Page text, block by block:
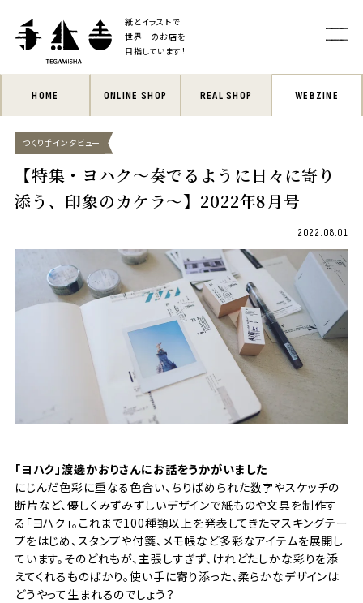
紙とイラストで
世界一のお店を
目指しています！
HOME ONLINE SHOP REAL SHOP WEBZINE
つくり手インタビュー
【特集・ヨハク〜奏でるように日々に寄り
添う、印象のカケラ〜】2022年8月号
2022.08.01
「ヨハク」渡邊かおりさんにお話をうかがいました
にじんだ色彩に重なる色合い、ちりばめられた数字やスケッチの
断片など、優しくみずみずしいデザインで紙ものや文具を制作す
る「ヨハク」。これまで100種類以上を発表してきたマスキングテー
プをはじめ、スタンプや付箋、メモ帳など多彩なアイテムを展開し
ています。そのどれもが、主張しすぎず、けれどたしかな彩りを添
えてくれるものばかり。使い手に寄り添った、柔らかなデザインは
どうやって生まれるのでしょう？